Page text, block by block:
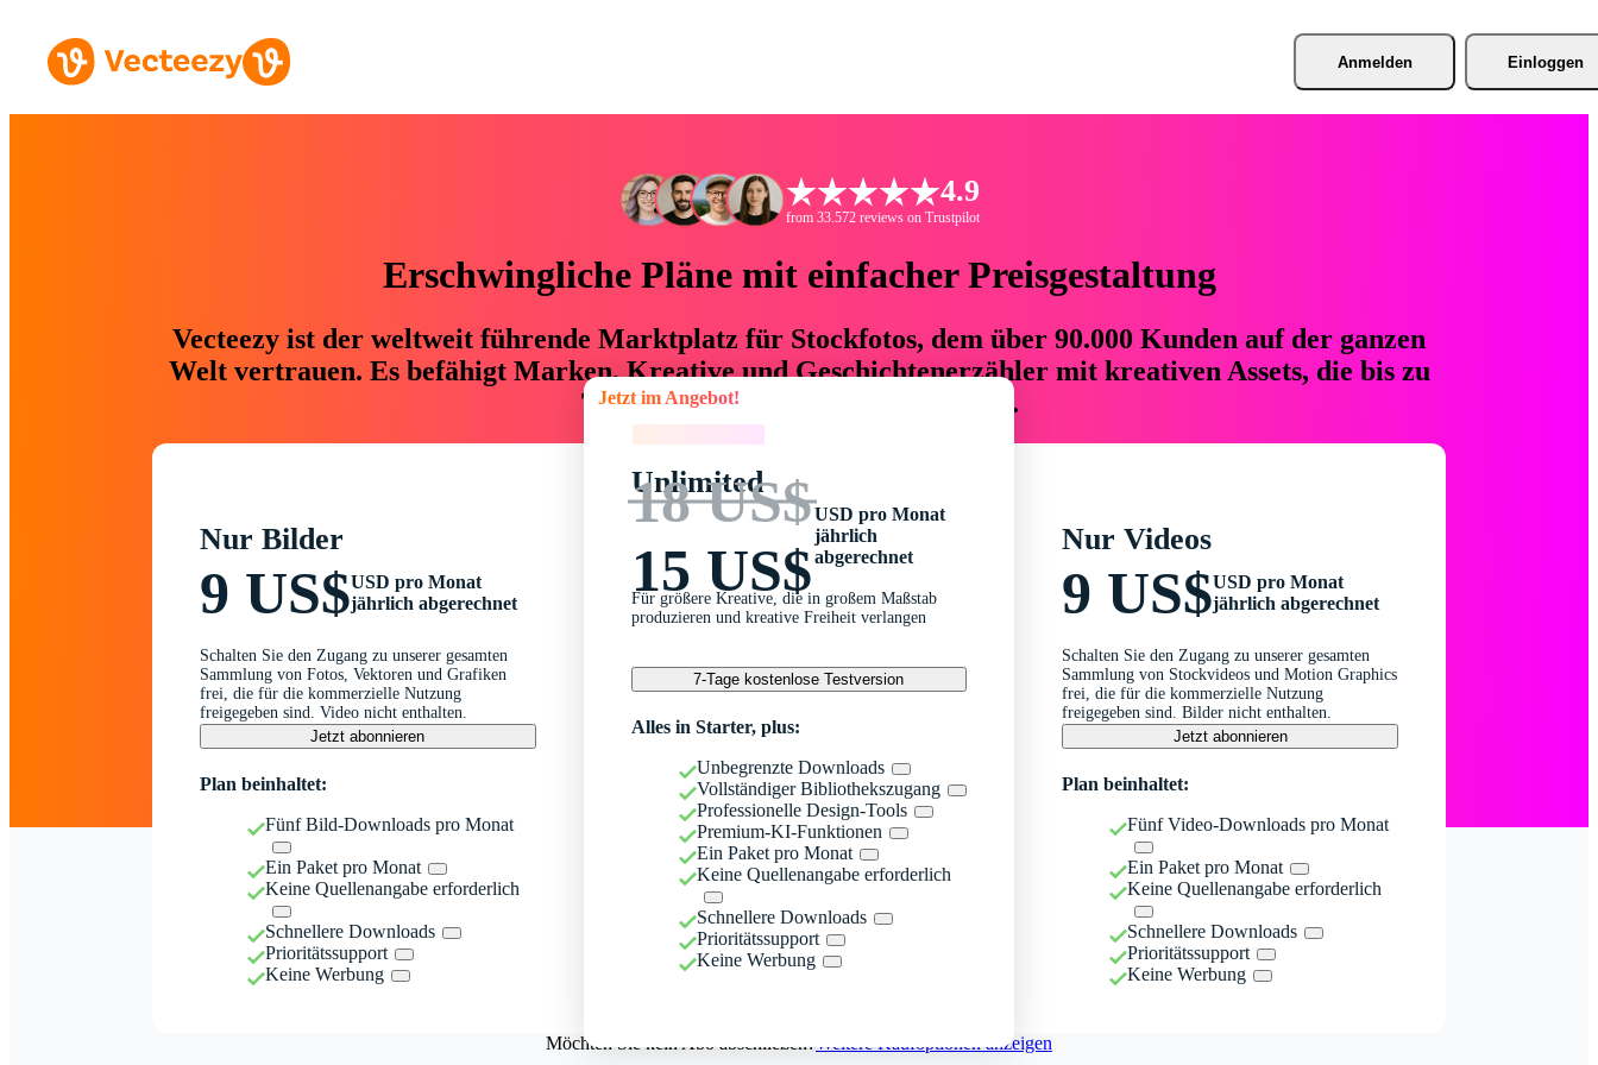
Anmelden Einloggen
4.9
from 33.572 reviews on Trustpilot
Erschwingliche Pläne mit einfacher Preisgestaltung
Vecteezy ist der weltweit führende Marktplatz für Stockfotos, dem über 90.000 Kunden auf der ganzen
Welt vertrauen. Es befähigt Marken, Kreative und Geschichtenerzähler mit kreativen Assets, die bis zu
76 % an Zeit und Budget einsparen.
Nur Bilder
9 US$USD pro Monat
jährlich abgerechnet
Schalten Sie den Zugang zu unserer gesamten
Sammlung von Fotos, Vektoren und Grafiken
frei, die für die kommerzielle Nutzung
freigegeben sind. Video nicht enthalten.
Jetzt abonnieren
Plan beinhaltet:
Fünf Bild-Downloads pro Monat
Ein Paket pro Monat
Keine Quellenangabe erforderlich
Schnellere Downloads
Prioritätssupport
Keine Werbung
Jetzt im Angebot!
Unlimited
18 US$
15 US$
USD pro Monat
jährlich
abgerechnet
Für größere Kreative, die in großem Maßstab
produzieren und kreative Freiheit verlangen
7-Tage kostenlose Testversion
Alles in Starter, plus:
Unbegrenzte Downloads
Vollständiger Bibliothekszugang
Professionelle Design-Tools
Premium-KI-Funktionen
Ein Paket pro Monat
Keine Quellenangabe erforderlich
Schnellere Downloads
Prioritätssupport
Keine Werbung
Nur Videos
9 US$USD pro Monat
jährlich abgerechnet
Schalten Sie den Zugang zu unserer gesamten
Sammlung von Stockvideos und Motion Graphics
frei, die für die kommerzielle Nutzung
freigegeben sind. Bilder nicht enthalten.
Jetzt abonnieren
Plan beinhaltet:
Fünf Video-Downloads pro Monat
Ein Paket pro Monat
Keine Quellenangabe erforderlich
Schnellere Downloads
Prioritätssupport
Keine Werbung
Möchten Sie kein Abo abschließen?Weitere Kaufoptionen anzeigen